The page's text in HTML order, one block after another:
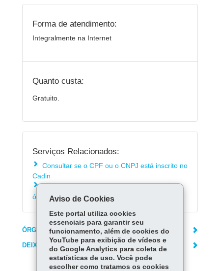
Forma de atendimento:
Integralmente na Internet
Quanto custa:
Gratuito.
Serviços Relacionados:
Consultar se o CPF ou o CNPJ está inscrito no
Cadin
Regularizar pendências do CADIN em outros
órgãos
ÓRGÃO RESPONSÁVEL
DEIXE SUA OPINIÃO
Aviso de Cookies
Este portal utiliza cookies
essenciais para garantir seu
funcionamento, além de cookies do
YouTube para exibição de vídeos e
do Google Analytics para coleta de
estatísticas de uso. Você pode
escolher como tratamos os cookies